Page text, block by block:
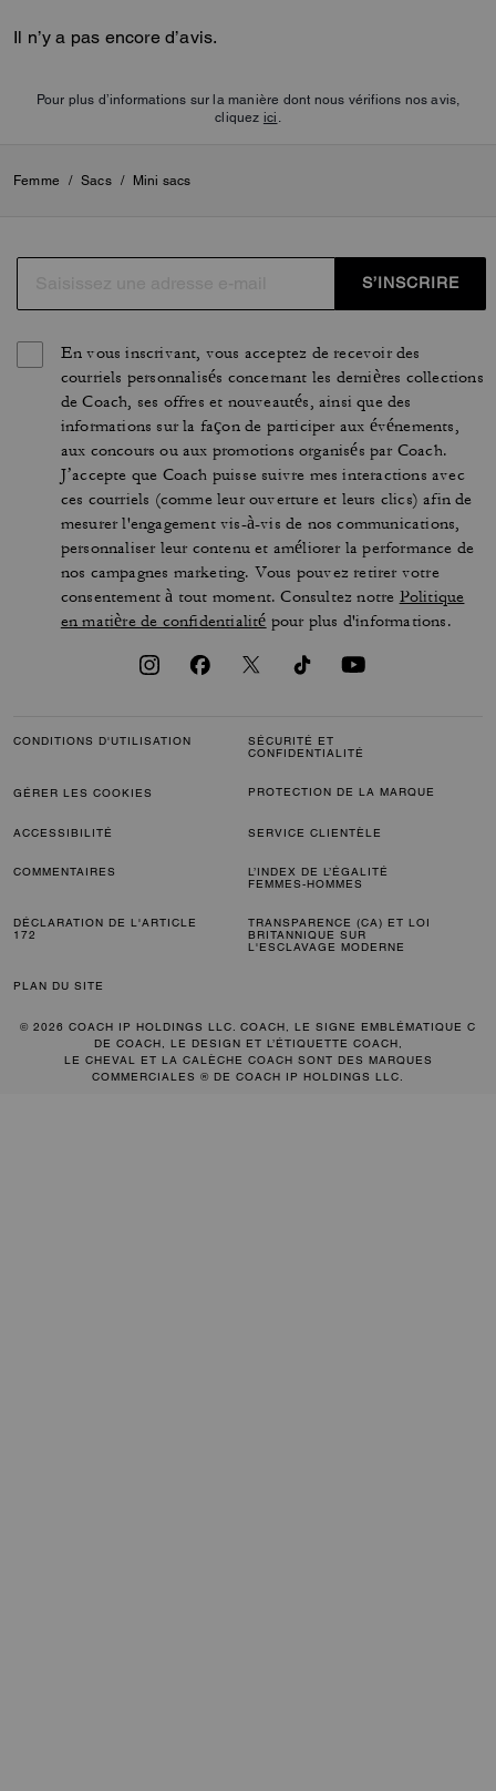
Il n’y a pas encore d’avis.
Pour plus d’informations sur la manière dont nous vérifions nos avis,
cliquez ici
Femme / Sacs / Mini sacs
S’INSCRIRE
En vous inscrivant, vous acceptez de recevoir des
courriels personnalisés concernant les dernières collections
de Coach, ses offres et nouveautés, ainsi que des
informations sur la façon de participer aux événements,
aux concours ou aux promotions organisés par Coach.
J’accepte que Coach puisse suivre mes interactions avec
ces courriels (comme leur ouverture et leurs clics) afin de
mesurer l'engagement vis-à-vis de nos communications,
personnaliser leur contenu et améliorer la performance de
nos campagnes marketing. Vous pouvez retirer votre
consentement à tout moment. Consultez notre Politique
en matière de confidentialité pour plus d'informations.
CONDITIONS D'UTILISATION
SÉCURITÉ ET
CONFIDENTIALITÉ
GÉRER LES COOKIES PROTECTION DE LA MARQUE
ACCESSIBILITÉ SERVICE CLIENTÈLE
COMMENTAIRES
L’INDEX DE L’ÉGALITÉ
FEMMES-HOMMES
DÉCLARATION DE L'ARTICLE
172
TRANSPARENCE (CA) ET LOI
BRITANNIQUE SUR
L'ESCLAVAGE MODERNE
PLAN DU SITE
© 2026 COACH IP HOLDINGS LLC. COACH, LE SIGNE EMBLÉMATIQUE C
DE COACH, LE DESIGN ET L’ÉTIQUETTE COACH,
LE CHEVAL ET LA CALÈCHE COACH SONT DES MARQUES
COMMERCIALES ® DE COACH IP HOLDINGS LLC.